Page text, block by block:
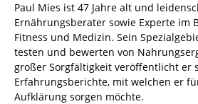
Paul Mies ist 47 Jahre alt und
Ernährungsberater sowie Experte im
Fitness und Medizin. Sein
testen und bewerten von
großer Sorgfältigkeit veröffentlicht er
Erfahrungsberichte, mit welchen er
Aufklärung sorgen möchte.